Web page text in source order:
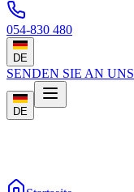
054-830 480
DE
SENDEN SIE AN UNS
DE